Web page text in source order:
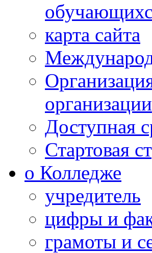
карта сайта
организации
Доступная
Стартовая
о Колледже
учредитель
цифры и
грамоты и